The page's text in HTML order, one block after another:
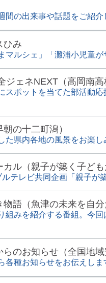
間の出来事や話題をご紹
ひみ
マルシェ」「灘浦小児童
ジェネNEXT（高岡南高
スポットを当てた部活動
の十二町潟）
た県内各地の風景をお楽
ル（親子が築く子ども
ルテレビ共同企画「親子が
物語（魚津の未来を自
組みを紹介する番組。今
のお知らせ（全国地域
各種お知らせをお伝えし